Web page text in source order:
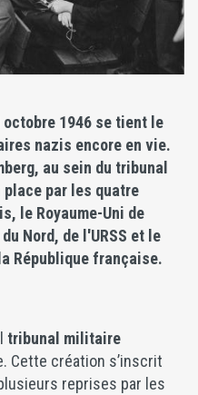
octobre 1946 se tient le
nazis encore en vie.
au sein du tribunal
par les quatre
le Royaume-Uni de
Nord, de l'URSS et le
République française.
tribunal militaire
Cette création s’inscrit
reprises par les